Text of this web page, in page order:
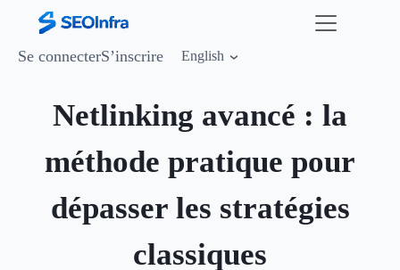
Se connecterS’inscrire English
Netlinking avancé : la
méthode pratique pour
dépasser les stratégies
classiques